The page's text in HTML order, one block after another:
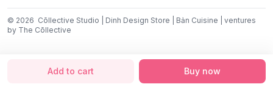
Add to cart Buy now
© 2026 Cōllective Studio | Dinh Design Store | Bản Cuisine | ventures
by The Cōllective